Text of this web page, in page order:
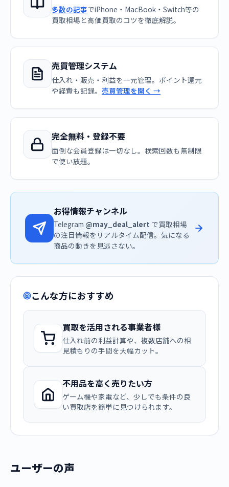
多数の記事でiPhone・MacBook・Switch等の
買取相場と高価買取のコツを徹底解説。
売買管理システム
仕入れ・販売・利益を一元管理。ポイント還元
や経費も記録。 売買管理を開く →
完全無料・登録不要
面倒な会員登録は一切なし。検索回数も無制限
で使い放題。
お得情報チャンネル
Telegram @may_deal_alert で買取相場
の注目情報をリアルタイム配信。気になる
商品の動きを見逃さない。
こんな方におすすめ
買取を活用される事業者様
仕入れ前の利益計算や、複数店舗への相
見積もりの手間を大幅カット。
不用品を高く売りたい方
ゲーム機や家電など、少しでも条件の良
い買取店を簡単に見つけられます。
ユーザーの声